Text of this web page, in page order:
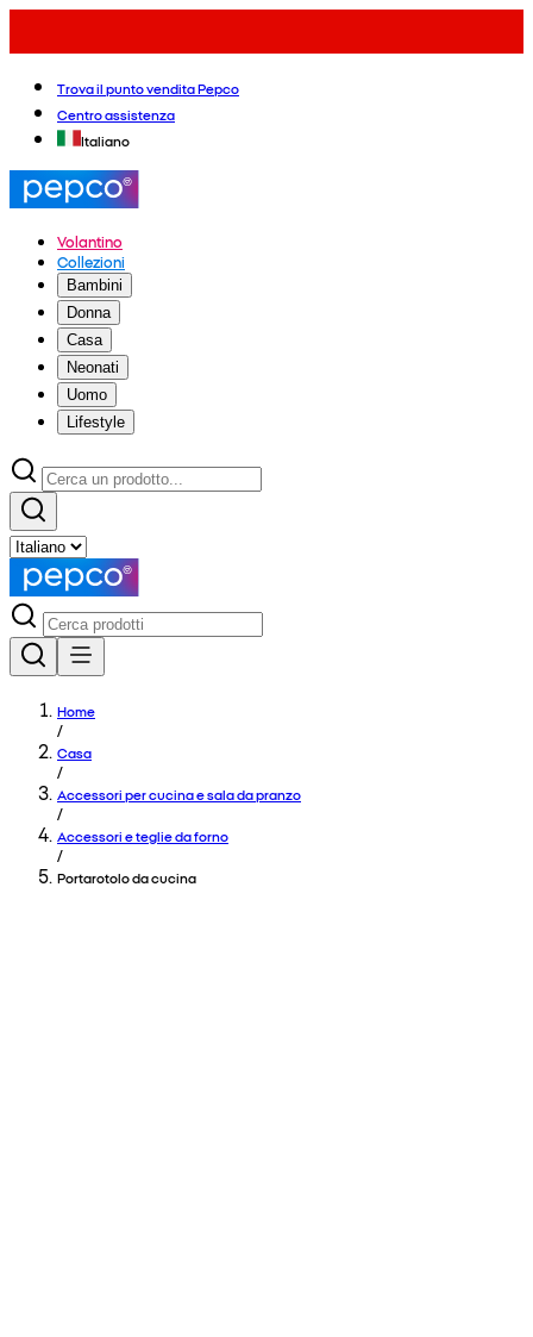
Trova il punto vendita Pepco
Centro assistenza
Italiano
Volantino
Collezioni
Bambini
Donna
Casa
Neonati
Uomo
Lifestyle
Home
/
Casa
/
Accessori per cucina e sala da pranzo
/
Accessori e teglie da forno
/
Portarotolo da cucina